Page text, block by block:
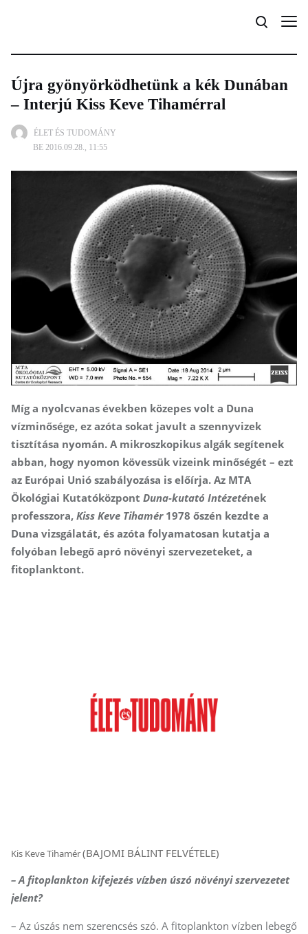
ÉLET ÉS TUDOMÁNY
BE 2016.09.28., 11:55
Újra gyönyörködhetünk a kék Dunában
– Interjú Kiss Keve Tihamérral
Míg a nyolcvanas években közepes volt a Duna
vízminősége, ez azóta sokat javult a szennyvizek
tisztítása nyomán. A mikroszkopikus algák segítenek
abban, hogy nyomon kövessük vizeink minőségét – ezt
az Európai Unió szabályozása is előírja. Az MTA
Ökológiai Kutatóközpont Duna-kutató Intézetének
professzora, Kiss Keve Tihamér1978 őszén kezdte a
Duna vizsgálatát, és azóta folyamatosan kutatja a
folyóban lebegő apró növényi szervezeteket, a
fitoplanktont.
Kis Keve Tihamér(BAJOMI BÁLINT FELVÉTELE)
– A fitoplankton kifejezés vízben úszó növényi szervezetet
jelent?
– Az úszás nem szerencsés szó. A fitoplankton vízben lebegő